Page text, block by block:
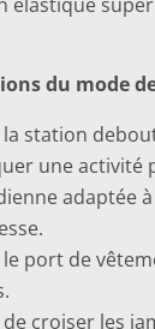
du mode
la station
une activité
adaptée à
le port de
croiser les